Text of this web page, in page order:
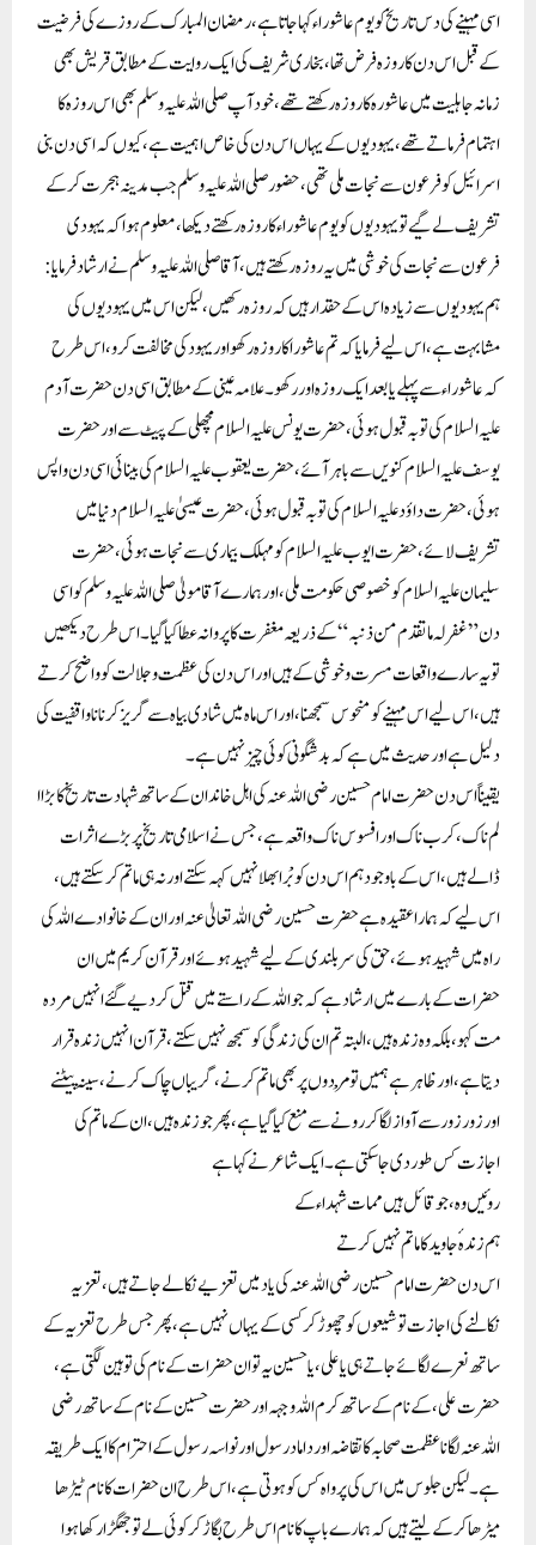
اسی مہینے کی دس تاریخ کو یوم عاشوراء کہا جاتا ہے، رمضان المبارک کے روزے کی فرضیت
کے قبل اس دن کا روزہ فرض تھا، بخاری شریف کی ایک روایت کے مطابق قریش بھی
زمانہ جاہلیت میں عاشورہ کا روزہ رکھتے تھے، خود آپ صلی اللہ علیہ وسلم بھی اس روزہ کا
اہتمام فرماتے تھے، یہودیوں کے یہاں اس دن کی خاص اہمیت ہے، کیوں کہ اسی دن بنی
اسرائیل کو فرعون سے نجات ملی تھی، حضور صلی اللہ علیہ وسلم جب مدینہ ہجرت کرکے
تشریف لے گیے تو یہودیوں کو یوم عاشوراء کا روزہ رکھتے دیکھا، معلوم ہوا کہ یہودی
فرعون سے نجات کی خوشی میں یہ روزہ رکھتے ہیں، آقا صلی اللہ علیہ وسلم نے ارشاد فرمایا:
ہم یہودیوں سے زیادہ اس کے حقدار ہیں کہ روزہ رکھیں، لیکن اس میں یہودیوں کی
مشابہت ہے، اس لیے فرمایا کہ تم عاشورا کا روزہ رکھو اور یہود کی مخالفت کرو، اس طرح
کہ عاشوراء سے پہلے یا بعد ایک روزہ اور رکھو۔ علامہ عینی کے مطابق اسی دن حضرت آدم
علیہ السلام کی توبہ قبول ہوئی،حضرت یونس علیہ السلام مچھلی کے پیٹ سے اور حضرت
یوسف علیہ السلام کنویں سے باہر آئے، حضرت یعقوب علیہ السلام کی بینائی اسی دن واپس
ہوئی، حضرت داؤد علیہ السلام کی توبہ قبول ہوئی، حضرت عیسیٰ علیہ السلام دنیا میں
تشریف لائے، حضرت ایوب علیہ السلام کو مہلک بیماری سے نجات ہوئی، حضرت
سلیمان علیہ السلام کو خصوصی حکومت ملی، اور ہمارے آقا مولیٰ صلی اللہ علیہ وسلم کو اسی
دن ”غفر لہ ما تقدم من ذنبہ“کے ذریعہ مغفرت کا پروانہ عطا کیا گیا۔ اس طرح دیکھیں
تو یہ سارے واقعات مسرت وخوشی کے ہیں اور اس دن کی عظمت وجلالت کو واضح کرتے
ہیں،اس لیے اس مہینے کو منحوس سمجھنا، اوراس ماہ میں شادی بیاہ سے گریز کرنا نا واقفیت کی
دلیل ہے اور حدیث میں ہے کہ بد شگونی کوئی چیز نہیں ہے ۔
یقیناً اس دن حضرت امام حسین رضی اللہ عنہ کی اہل خاندان کے ساتھ شہادت تاریخ کا بڑاا
لم ناک، کرب ناک اور افسوس ناک واقعہ ہے، جس نے اسلامی تاریخ پر بڑے اثرات
ڈالے ہیں، اس کے باوجود ہم اس دن کو بْرا بھلا نہیں کہہ سکتے اور نہ ہی ماتم کر سکتے ہیں،
اس لیے کہ ہمارا عقیدہ ہے حضرت حسین رضی اللہ تعالیٰ عنہ اور ان کے خانوادے اللہ کی
راہ میں شہید ہوئے، حق کی سر بلندی کے لیے شہید ہوئے اور قرآن کریم میں ان
حضرات کے بارے میں ارشاد ہے کہ جو اللہ کے راستے میں قتل کردیے گئے انہیں مردہ
مت کہو، بلکہ وہ زندہ ہیں، البتہ تم ان کی زندگی کو سمجھ نہیں سکتے، قرآن انہیں زندہ قرار
دیتا ہے، اور ظاہر ہے ہمیں تومْردوں پر بھی ماتم کرنے، گریباں چاک کرنے، سینہ پیٹنے
اور زور زور سے آواز لگا کر رونے سے منع کیا گیاہے، پھر جو زندہ ہیں، ان کے ماتم کی
اجازت کس طور دی جا سکتی ہے۔ ایک شاعر نے کہا ہے
روئیں وہ، جو قائل ہیں ممات شہداء کے
ہم زندہ ٔجاوید کا ماتم نہیں کرتے
اس دن حضرت امام حسین رضی اللہ عنہ کی یاد میں تعزیے نکالے جاتے ہیں، تعزیہ
نکالنے کی اجازت تو شیعوں کو چھوڑ کر کسی کے یہاں نہیں ہے، پھر جس طرح تعزیہ کے
ساتھ نعرے لگائے جاتے ہی یاعلی، یا حسین یہ تو ان حضرات کے نام کی توہین لگتی ہے،
حضرت علی، کے نام کے ساتھ کرم اللہ وجہہ اور حضرت حسین کے نام کے ساتھ رضی
اللہ عنہ لگانا عظمت صحابہ کا تقاضہ اور داماد رسول اور نواسہ رسول کے احترام کا ایک طریقہ
ہے۔ لیکن جلوس میں اس کی پرواہ کس کو ہوتی ہے، اس طرح ان حضرات کا نام ٹیڑھا
میڑھا کرکے لیتے ہیں کہ ہمارے باپ کا نا م اس طرح بگاڑ کرکوئی لے تو جھگڑا رکھا ہوا